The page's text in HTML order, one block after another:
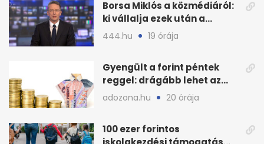
Borsa Miklós a közmédiáról:
ki vállalja ezek után a
munkát?
444.hu 19 órája
Gyengült a forint péntek
reggel: drágább lehet az
euró és a dollár
adozona.hu 20 órája
100 ezer forintos